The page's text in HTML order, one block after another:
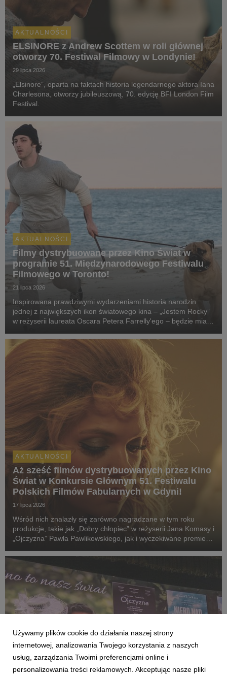
AKTUALNOŚCI
ELSINORE z Andrew Scottem w roli głównej
otworzy 70. Festiwal Filmowy w Londynie!
29 lipca 2026
„Elsinore”, oparta na faktach historia legendarnego aktora Iana
Charlesona, otworzy jubileuszową, 70. edycję BFI London Film
Festival.
AKTUALNOŚCI
Filmy dystrybuowane przez Kino Świat w
programie 51. Międzynarodowego Festiwalu
Filmowego w Toronto!
21 lipca 2026
Inspirowana prawdziwymi wydarzeniami historia narodzin
jednej z największych ikon światowego kina – „Jestem Rocky”
w reżyserii laureata Oscara Petera Farrelly'ego – będzie miała
Festiwalu Filmowego w Toronto. W polskich k...
AKTUALNOŚCI
Aż sześć filmów dystrybuowanych przez Kino
Świat w Konkursie Głównym 51. Festiwalu
Polskich Filmów Fabularnych w Gdyni!
17 lipca 2026
Wśród nich znalazły się zarówno nagradzane w tym roku
produkcje, takie jak „Dobry chłopiec” w reżyserii Jana Komasy i
„Ojczyzna” Pawła Pawlikowskiego, jak i wyczekiwane premiery:
„Violetta Villas”.
Używamy plików cookie do działania naszej strony
internetowej, analizowania Twojego korzystania z naszych
usług, zarządzania Twoimi preferencjami online i
personalizowania treści reklamowych. Akceptując nasze pliki